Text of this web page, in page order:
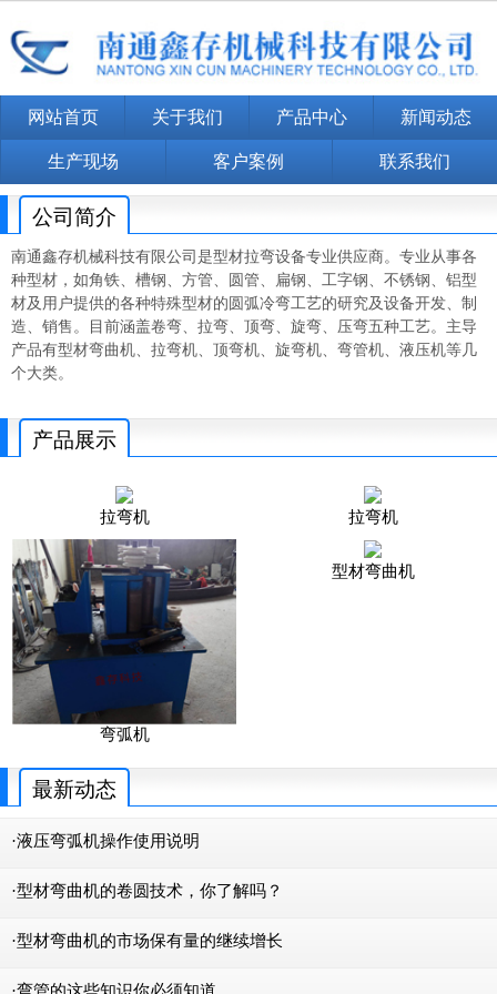
网站首页 关于我们 产品中心 新闻动态
生产现场 客户案例 联系我们
公司简介
南通鑫存机械科技有限公司是型材拉弯设备专业供应商。专业从事各
种型材，如角铁、槽钢、方管、圆管、扁钢、工字钢、不锈钢、铝型
材及用户提供的各种特殊型材的圆弧冷弯工艺的研究及设备开发、制
造、销售。目前涵盖卷弯、拉弯、顶弯、旋弯、压弯五种工艺。主导
产品有型材弯曲机、拉弯机、顶弯机、旋弯机、弯管机、液压机等几
个大类。
产品展示
拉弯机 拉弯机
弯弧机
型材弯曲机
最新动态
·液压弯弧机操作使用说明
·型材弯曲机的卷圆技术，你了解吗？
·型材弯曲机的市场保有量的继续增长
·弯管的这些知识你必须知道